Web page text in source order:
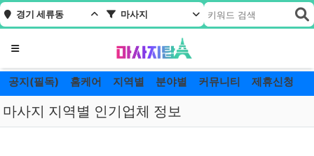
경기 세류동 마사지
메뉴
공지(필독) 홈케어 지역별 분야별 커뮤니티 제휴신청
마사지 지역별 인기업체 정보